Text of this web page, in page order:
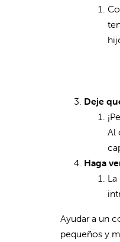
Deje
Al
Haga
Ayudar a un
pequeños y